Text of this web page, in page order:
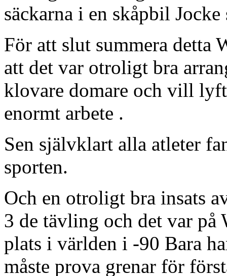
säckarna i en skåpbil
För att slut summera detta
att det var otroligt bra
klovare domare och vill
enormt arbete .
Sen självklart alla atleter
sporten.
Och en otroligt bra insats
3 de tävling och det var på
plats i världen i -90 Bara
måste prova grenar för